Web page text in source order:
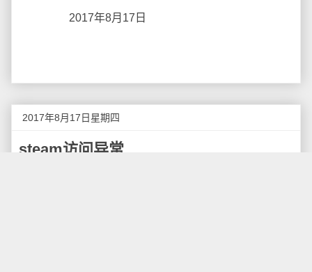
2017年8月17日
2017年8月17日星期四
steam访问异常